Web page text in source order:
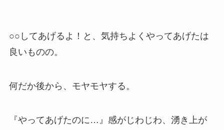
○○してあげるよ！と、気持ちよくやってあげたは
良いものの。
何だか後から、モヤモヤする。
『やってあげたのに…』感がじわじわ、湧き上が